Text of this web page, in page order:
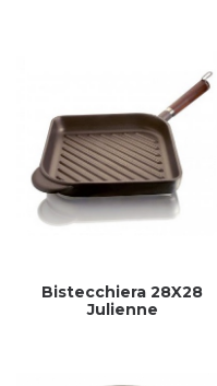
Bistecchiera 28X28
Julienne